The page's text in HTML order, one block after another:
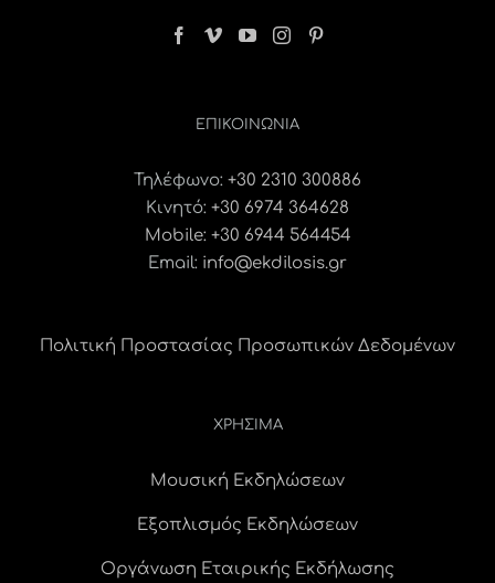
ΕΠΙΚΟΙΝΩΝΊΑ
Τηλέφωνο: +30 2310 300886
Κινητό: +30 6974 364628
Mobile: +30 6944 564454
Email: info@ekdilosis.gr
Πολιτική Προστασίας Προσωπικών Δεδομένων
ΧΡΗΣΙΜΑ
Μουσική Εκδηλώσεων
Εξοπλισμός Εκδηλώσεων
Οργάνωση Εταιρικής Εκδήλωσης